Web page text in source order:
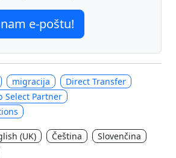
e-poštu!
migracija
Direct Transfer
Select Partner
(UK) Čeština
Slovenčina